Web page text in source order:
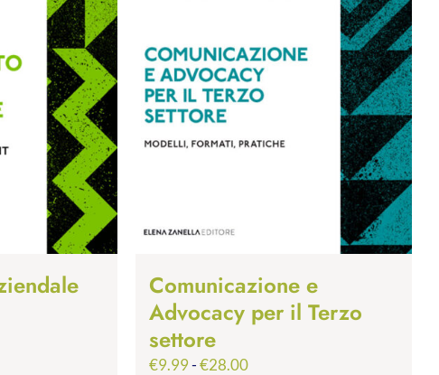
Comunicazione e
Advocacy per il Terzo
settore
€9.99-€28.00Fascia